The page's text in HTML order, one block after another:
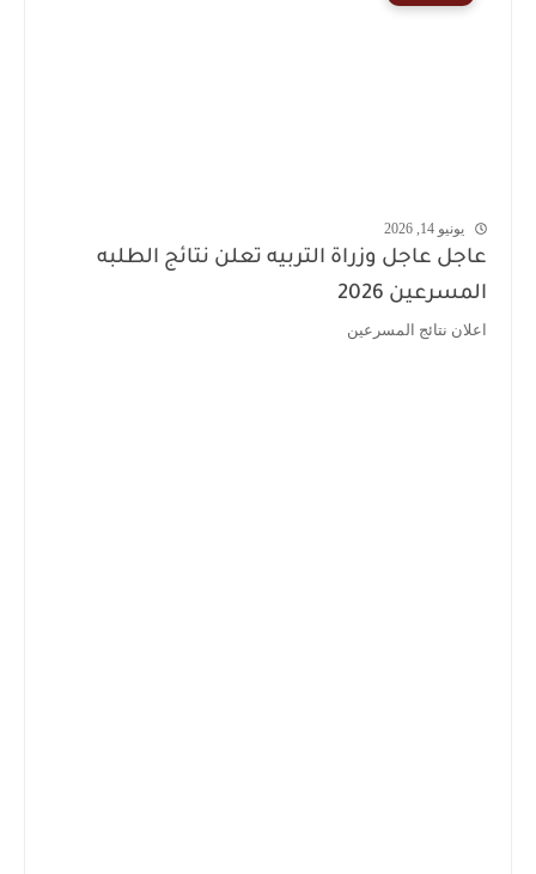
يونيو 14, 2026
عاجل عاجل وزراة التربيه تعلن نتائج الطلبه
المسرعين 2026
اعلان نتائج المسرعين